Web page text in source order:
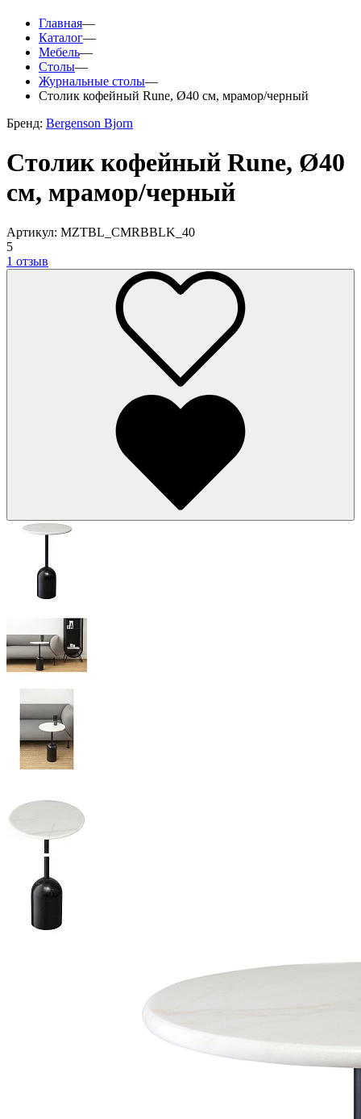
Главная—
Каталог—
Мебель—
Столы—
Журнальные столы—
Столик кофейный Rune, Ø40 см, мрамор/черный
Бренд: Bergenson Bjorn
Столик кофейный Rune, Ø40
см, мрамор/черный
Артикул: MZTBL_CMRBBLK_40
5
1 отзыв